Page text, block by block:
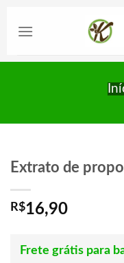
Extrato de
R$16,90
Frete grátis para